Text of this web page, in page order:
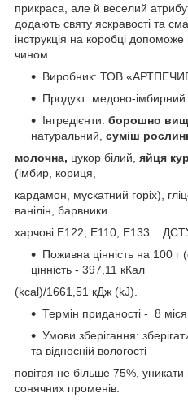
прикраса, але й веселий
додають святу яскравості та
інструкція на коробці
чином.
Виробник: ТОВ
Продукт: медово-
Інгредієнти: борошно
натуральний, суміш
молочна, цукор білий, яйця
(імбир, кориця,
кардамон, мускатний горіх),
ванілін, барвники
харчові Е122, E110, E133.
Поживна цінність на 100 г
цінність - 397,11 кКал
(kcal)/1661,51 кДж (kJ).
Термін приданості - 8
Умови зберігання:
та відносній вологості
повітря не більше 75%,
сонячних променів.